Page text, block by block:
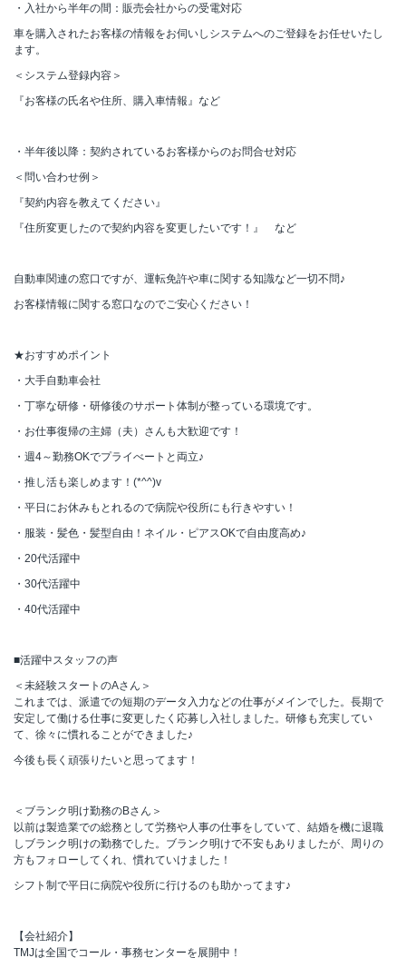
・入社から半年の間：販売会社からの受電対応
車を購入されたお客様の情報をお伺いしシステムへのご登録をお任せいたし
ます。
＜システム登録内容＞
『お客様の氏名や住所、購入車情報』など
・半年後以降：契約されているお客様からのお問合せ対応
＜問い合わせ例＞
『契約内容を教えてください』
『住所変更したので契約内容を変更したいです！』 など
自動車関連の窓口ですが、運転免許や車に関する知識など一切不問♪
お客様情報に関する窓口なのでご安心ください！
★おすすめポイント
・大手自動車会社
・丁寧な研修・研修後のサポート体制が整っている環境です。
・お仕事復帰の主婦（夫）さんも大歓迎です！
・週4～勤務OKでプライべートと両立♪
・推し活も楽しめます！(*^^)v
・平日にお休みもとれるので病院や役所にも行きやすい！
・服装・髪色・髪型自由！ネイル・ピアスOKで自由度高め♪
・20代活躍中
・30代活躍中
・40代活躍中
■活躍中スタッフの声
＜未経験スタートのAさん＞
これまでは、派遣での短期のデータ入力などの仕事がメインでした。長期で
安定して働ける仕事に変更したく応募し入社しました。研修も充実してい
て、徐々に慣れることができました♪
今後も長く頑張りたいと思ってます！
＜ブランク明け勤務のBさん＞
以前は製造業での総務として労務や人事の仕事をしていて、結婚を機に退職
しブランク明けの勤務でした。ブランク明けで不安もありましたが、周りの
方もフォローしてくれ、慣れていけました！
シフト制で平日に病院や役所に行けるのも助かってます♪
【会社紹介】
TMJは全国でコール・事務センターを展開中！